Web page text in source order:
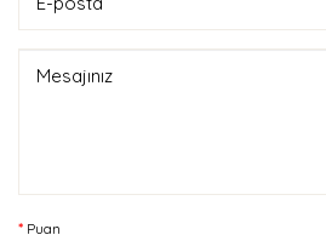
Puan